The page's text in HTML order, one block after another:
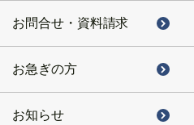
お問合せ・ 資料請求
お急ぎの方
お知らせ